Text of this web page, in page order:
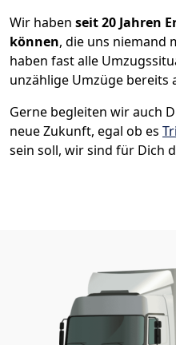
Wir haben seit20 Jahren
können, die uns niemand
haben fast alle
unzählige Umzüge bereits
Gerne begleiten wir auch
neue Zukunft, egal ob es
sein soll, wir sind für Dich